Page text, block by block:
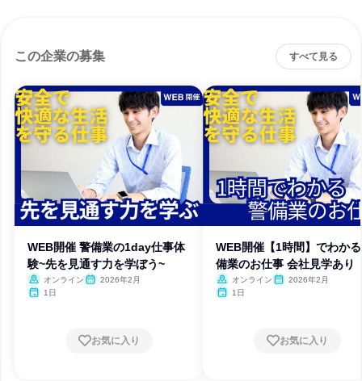
この企業の募集 すべて見る
WEB開催 警備業の1day仕事体
験~先を見通す力を学ぼう~
オンライン
2026年2月
1日
お気に入り
WEB開催【1時間】でわか
備業のお仕事 会社見学あり
オンライン
2026年2月
1日
お気に入り